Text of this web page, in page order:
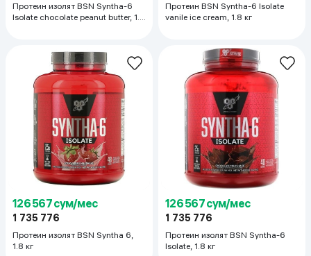
Протеин изолят BSN Syntha-6
Isolate chocolate peanut butter, 1.8
Протеин BSN Syntha-6 Isolate
vanile ice cream, 1.8 кг
126 567 сум/мес
1 735 776
Протеин изолят BSN Syntha 6,
1.8 кг
126 567 сум/мес
1 735 776
Протеин изолят BSN Syntha-6
Isolate, 1.8 кг